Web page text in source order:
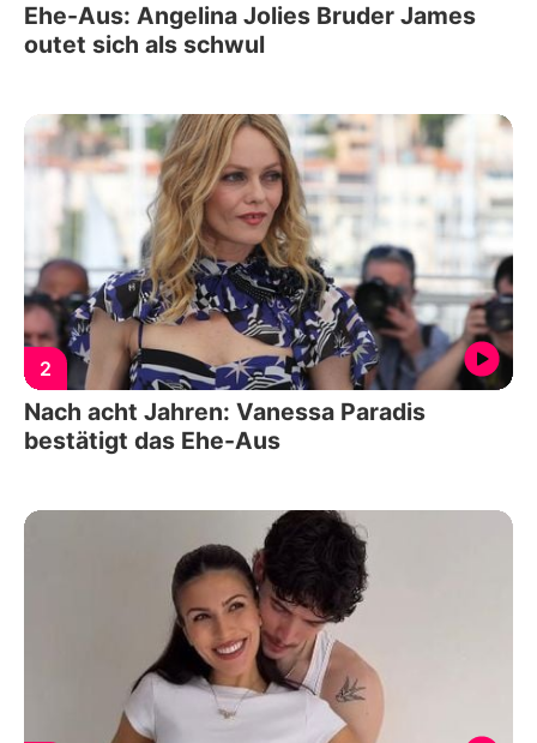
Ehe-Aus: Angelina Jolies Bruder James
outet sich als schwul
2
Nach acht Jahren: Vanessa Paradis
bestätigt das Ehe-Aus